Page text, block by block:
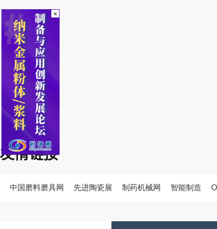
友情链接
中国磨料磨具网 先进陶瓷展 制药机械网 智能制造
×